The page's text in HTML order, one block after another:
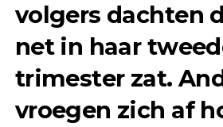
volgers dachten
net in haar
trimester zat.
vroegen zich af